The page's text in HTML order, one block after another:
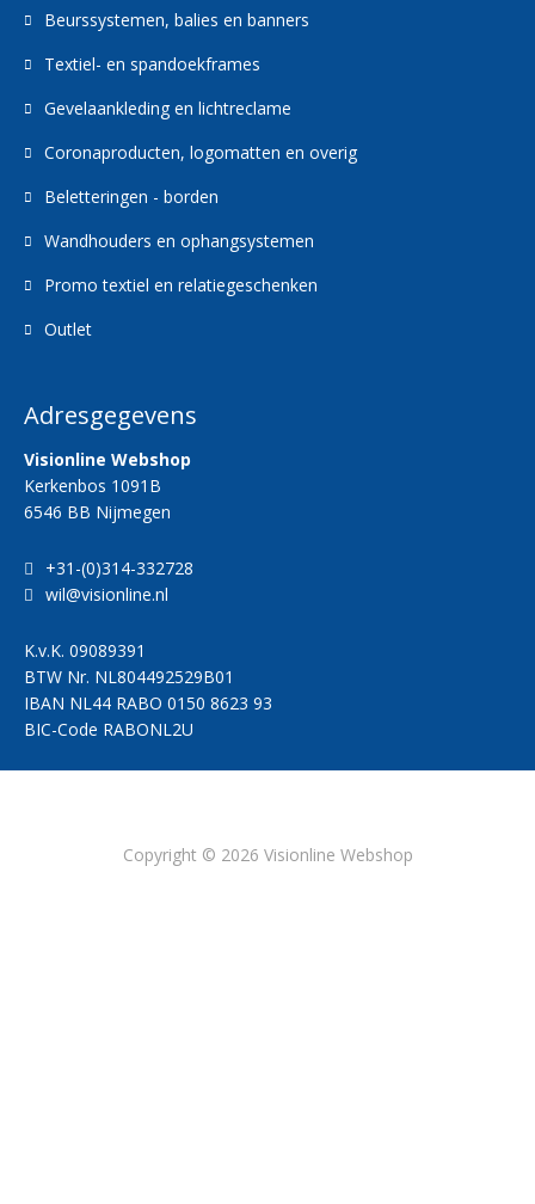
Adresgegevens
Visionline Webshop
Kerkenbos 1091B
6546 BB Nijmegen
+31-(0)314-332728
wil@visionline.nl
K.v.K. 09089391
BTW Nr. NL804492529B01
IBAN NL44 RABO 0150 8623 93
BIC-Code RABONL2U
Beurssystemen, balies en banners
Textiel- en spandoekframes
Gevelaankleding en lichtreclame
Coronaproducten, logomatten en overig
Beletteringen - borden
Wandhouders en ophangsystemen
Promo textiel en relatiegeschenken
Outlet
Copyright © 2026 Visionline Webshop